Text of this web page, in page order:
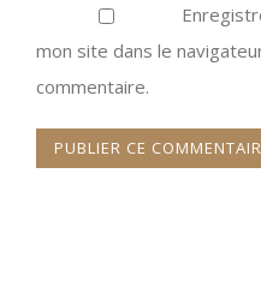
mon site dans le
commentaire.